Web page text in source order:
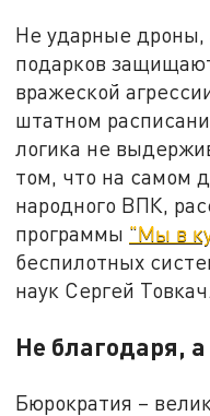
Не ударные дроны,
подарков
вражеской
штатном
логика не
том, что на самом
народного ВПК,
программы "Мы в
беспилотных
наук Сергей Товкач.
Не благодаря,
Бюрократия –